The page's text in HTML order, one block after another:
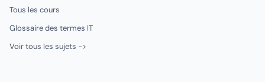
Tous les cours
Glossaire des termes IT
Voir tous les sujets ->